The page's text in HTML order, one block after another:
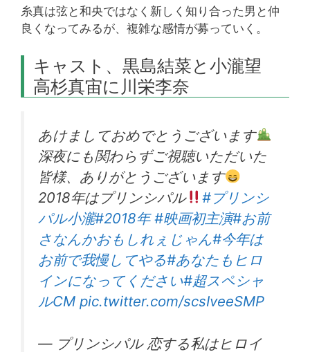
糸真は弦と和央ではなく新しく知り合った男と仲
良くなってみるが、複雑な感情が募っていく。
キャスト、黒島結菜と小瀧望
高杉真宙に川栄李奈
あけましておめでとうございます
深夜にも関わらずご視聴いただいた
皆様、ありがとうございます
2018年はプリンシパル
#プリンシ
パル小瀧#2018年 #映画初主演#お前
さなんかおもしれぇじゃん#今年は
お前で我慢してやる#あなたもヒロ
インになってください#超スペシャ
ルCM pic.twitter.com/scsIveeSMP
— プリンシパル 恋する私はヒロイ